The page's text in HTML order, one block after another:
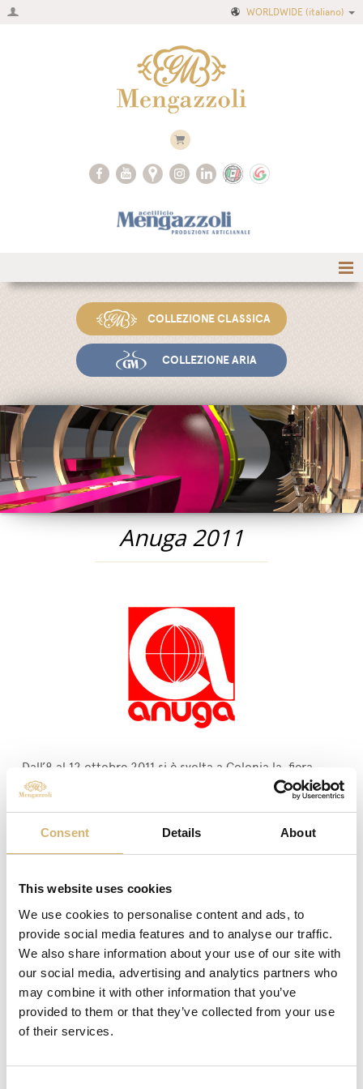
Consent Details About
This website uses cookies
We use cookies to personalise content and ads, to
provide social media features and to analyse our traffic.
We also share information about your use of our site with
our social media, advertising and analytics partners who
may combine it with other information that you’ve
provided to them or that they’ve collected from your use
of their services.
WORLDWIDE (italiano)
Fiere ed Eventi
Riconoscimenti
News
Egocalo
Mengazzoli TV
Servizio Clienti
COLLEZIONE CLASSICA
COLLEZIONE ARIA
Anuga 2011
Dall’8 al 12 ottobre 2011 si è svolta a Colonia la fiera
Anuga 2011, a cui l’acetificio Mengazzoli ha partecipato,
postandosi nella hall 10.2 stand H050.
Si è scelto di presentare alla fiera tre prodotti unici e
Partecipare alla fiera Anuga 2011 è significato dare
visibilità ed importanza alla propria attività e alla propria
passione.
precedente:BIOFACH 2014
successivo:Sana 2011
Fiere ed Eventi